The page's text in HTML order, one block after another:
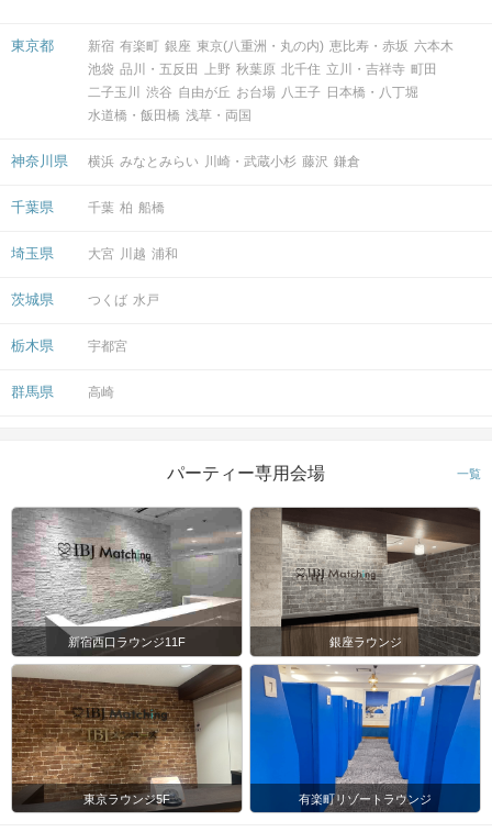
東京都 新宿 有楽町 銀座 東京(八重洲・丸の内) 恵比寿・赤坂 六本木
池袋 品川・五反田 上野 秋葉原 北千住 立川・吉祥寺 町田
二子玉川
渋谷 自由が丘 お台場 八王子 日本橋・八丁堀
水道橋・飯田橋 浅草・両国
神奈川県 横浜 みなとみらい 川崎・武蔵小杉 藤沢 鎌倉
千葉県 千葉 柏 船橋
埼玉県 大宮 川越 浦和
茨城県 つくば 水戸
栃木県 宇都宮
群馬県 高崎
パーティー専用会場 一覧
新宿西口ラウンジ11F 銀座ラウンジ
東京ラウンジ5F 有楽町リゾートラウンジ